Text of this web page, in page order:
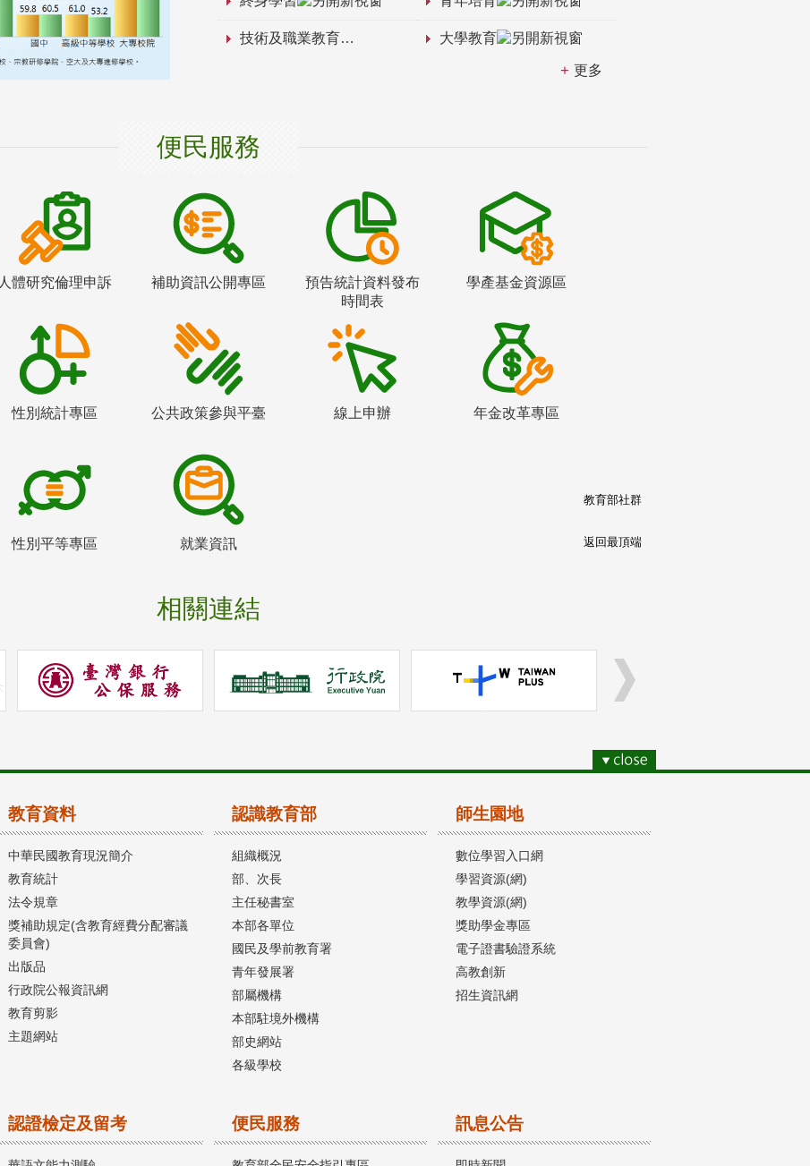
技術及職業教育 大學教育
更多
便民服務
人體研究倫理申訴 補助資訊公開專區
預告統計資料發布
時間表
學產基金資源區
性別統計專區 公共政策參與平臺 線上申辦 年金改革專區
性別平等專區 就業資訊
相關連結
教育部社群
返回最頂端
教育資料
中華民國教育現況簡介
教育統計
法令規章
獎補助規定(含教育經費分配審議
委員會)
出版品
行政院公報資訊網
教育剪影
主題網站
認識教育部
組織概況
部、次長
主任秘書室
本部各單位
國民及學前教育署
青年發展署
部屬機構
本部駐境外機構
部史網站
各級學校
師生園地
數位學習入口網
學習資源(網)
教學資源(網)
獎助學金專區
電子證書驗證系統
高教創新
招生資訊網
認證檢定及留考 便民服務 訊息公告